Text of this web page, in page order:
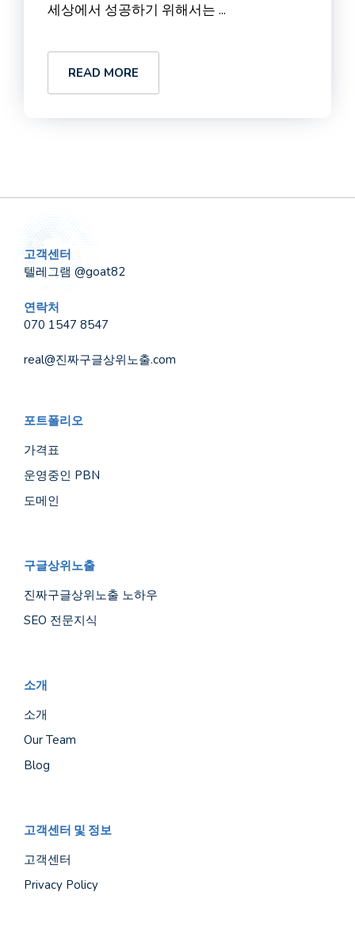
세상에서 성공하기 위해서는 ...
READ MORE
고객센터
텔레그램 @goat82
연락처
070 1547 8547
real@진짜구글상위노출.com
포트폴리오
가격표
운영중인 PBN
도메인
구글상위노출
진짜구글상위노출 노하우
SEO 전문지식
소개
소개
Our Team
Blog
고객센터 및 정보
고객센터
Privacy Policy